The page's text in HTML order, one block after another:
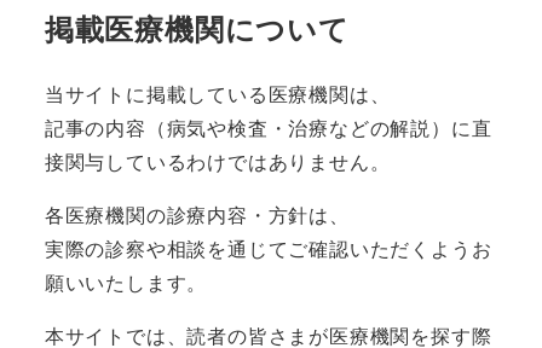
掲載医療機関について
当サイトに掲載している医療機関は、
記事の内容（病気や検査・治療などの解説）に直
接関与しているわけではありません。
各医療機関の診療内容・方針は、
実際の診察や相談を通じてご確認いただくようお
願いいたします。
本サイトでは、読者の皆さまが医療機関を探す際